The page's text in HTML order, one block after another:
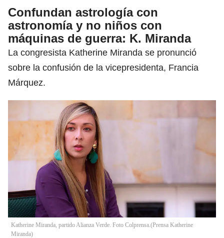
Confundan astrología con
astronomía y no niños con
máquinas de guerra: K. Miranda
La congresista Katherine Miranda se pronunció
sobre la confusión de la vicepresidenta, Francia
Márquez.
Katherine Miranda, partido Alianza Verde. Foto Colprensa.(Prensa Katherine
Miranda)